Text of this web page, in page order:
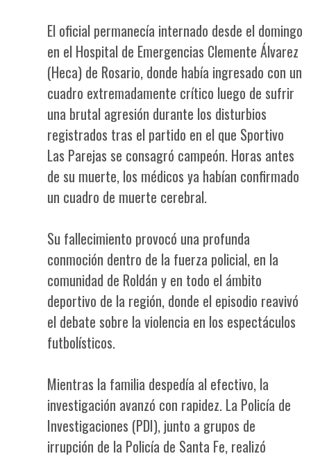
El oficial permanecía internado desde el domingo
en el Hospital de Emergencias Clemente Álvarez
(Heca) de Rosario, donde había ingresado con un
cuadro extremadamente crítico luego de sufrir
una brutal agresión durante los disturbios
registrados tras el partido en el que Sportivo
Las Parejas se consagró campeón. Horas antes
de su muerte, los médicos ya habían confirmado
un cuadro de muerte cerebral.
Su fallecimiento provocó una profunda
conmoción dentro de la fuerza policial, en la
comunidad de Roldán y en todo el ámbito
deportivo de la región, donde el episodio reavivó
el debate sobre la violencia en los espectáculos
futbolísticos.
Mientras la familia despedía al efectivo, la
investigación avanzó con rapidez. La Policía de
Investigaciones (PDI), junto a grupos de
irrupción de la Policía de Santa Fe, realizó